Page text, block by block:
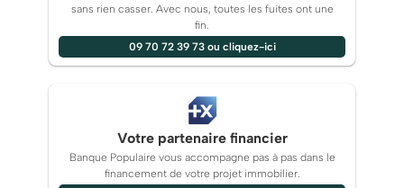
sans rien casser. Avec nous, toutes les fuites ont une
fin.
09 70 72 39 73 ou cliquez-ici
Votre partenaire financier
Banque Populaire vous accompagne pas à pas dans le
financement de votre projet immobilier.